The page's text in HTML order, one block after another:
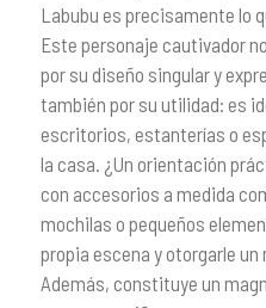
Labubu es precisamente lo
Este personaje cautivador
por su diseño singular y
también por su utilidad: es
escritorios, estanterías o
la casa. ¿Un orientación
con accesorios a medida
mochilas o pequeños
propia escena y otorgarle
Además, constituye un